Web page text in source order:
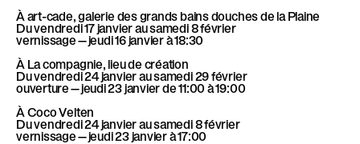
À art-cade, galerie des grands bains douches de la Plaine
Du vendredi 17 janvier au samedi 8 février
vernissage—jeudi 16 janvier à 18:30
À La compagnie, lieu de création
Du vendredi 24 janvier au samedi 29 février
ouverture—jeudi 23 janvier de 11:00 à 19:00
À Coco Velten
Du vendredi 24 janvier au samedi 8 février
vernissage—jeudi 23 janvier à 17:00